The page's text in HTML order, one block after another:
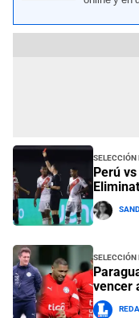
Selección
Perú
Selección
vencer